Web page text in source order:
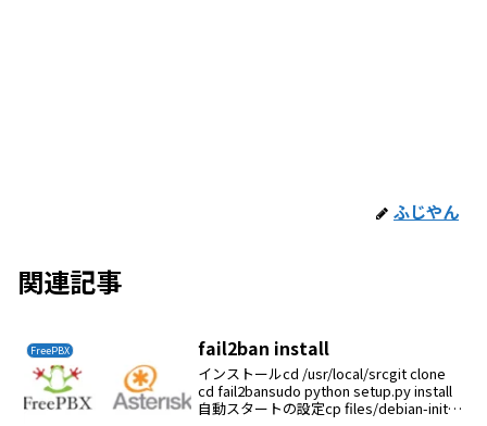
ふじやん
関連記事
FreePBX fail2ban install
インストールcd /usr/local/srcgit clone
cd fail2bansudo python setup.py install
自動スタートの設定cp files/debian-initd